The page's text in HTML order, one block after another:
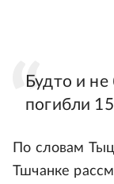
Будто и
погибли
По словам
Тшчанке